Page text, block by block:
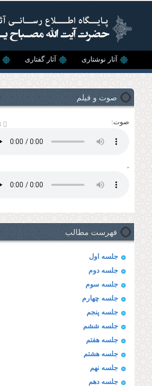
آثار نوشتاری آثار گفتاری
صوت و فیلم
صوت: 43
,
فهرست مطالب
جلسه اول
جلسه دوم
جلسه سوم
جلسه چهارم
جلسه پنجم
جلسه ششم
جلسه هفتم
جلسه هشتم
جلسه نهم
جلسه دهم